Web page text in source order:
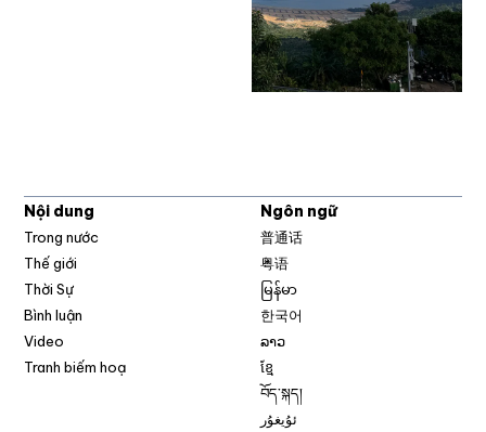
Nội dung
Trong nước
Thế giới
Thời Sự
Bình luận
Video
Tranh biếm hoạ
Ngôn ngữ
普通话
粤语
မြန်မာ
한국어
ລາວ
ខ្មែ
བོད་སྐད།
ئۇيغۇر